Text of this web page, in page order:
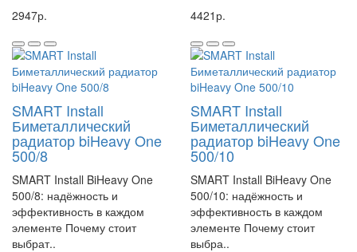
2947р.
4421р.
SMART Install
Биметаллический
радиатор biHeavy One
500/8
SMART Install BiHeavy One
500/8: надёжность и
эффективность в каждом
элементе Почему стоит
выбрат..
SMART Install
Биметаллический
радиатор biHeavy One
500/10
SMART Install BiHeavy One
500/10: надёжность и
эффективность в каждом
элементе Почему стоит
выбра..